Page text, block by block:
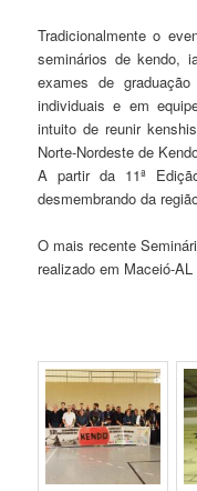
Tradicionalmente o
seminários de kendo,
exames de
individuais e em
intuito de reunir
Norte-Nordeste de
A partir da 11ª
desmembrando da
O mais recente
realizado em Maceió-AL